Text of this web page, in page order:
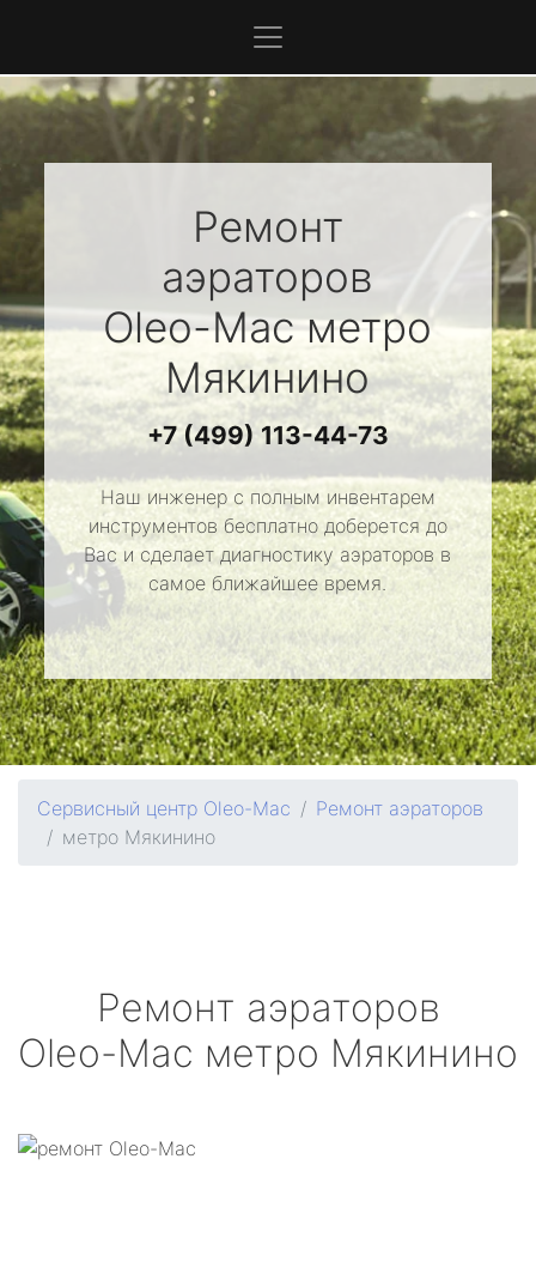
Ремонт
аэраторов
Oleo-Macметро
Мякинино
+7 (499) 113-44-73
Наш инженер с полным инвентарем
инструментов бесплатно доберется до
Вас и сделает диагностику аэраторов в
самое ближайшее время.
Сервисный центр Oleo-Mac
Ремонт аэраторов
метро Мякинино
Ремонт аэраторов
Oleo-Mac метро Мякинино